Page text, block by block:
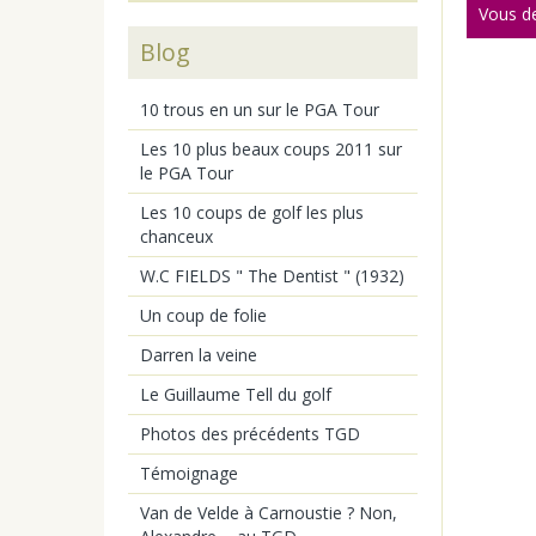
Vous
Blog
10 trous en un sur le PGA Tour
Les 10 plus beaux coups 2011 sur
le PGA Tour
Les 10 coups de golf les plus
chanceux
W.C FIELDS " The Dentist " (1932)
Un coup de folie
Darren la veine
Le Guillaume Tell du golf
Photos des précédents TGD
Témoignage
Van de Velde à Carnoustie ? Non,